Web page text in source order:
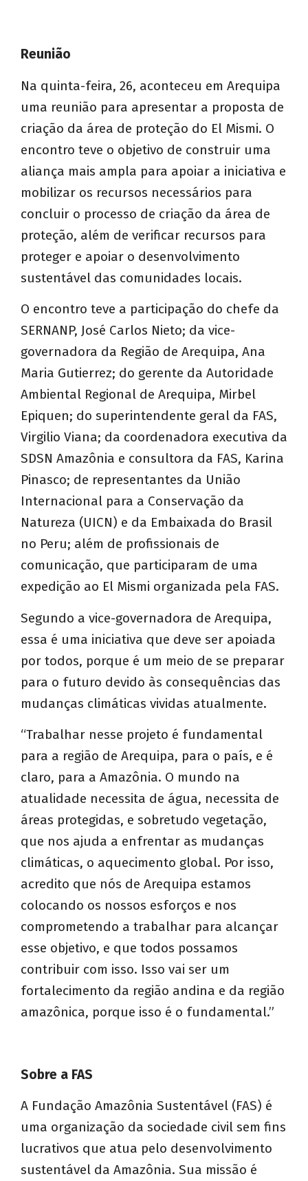
Reunião
Na quinta-feira, 26, aconteceu em Arequipa
uma reunião para apresentar a proposta de
criação da área de proteção do El Mismi. O
encontro teve o objetivo de construir uma
aliança mais ampla para apoiar a iniciativa e
mobilizar os recursos necessários para
concluir o processo de criação da área de
proteção, além de verificar recursos para
proteger e apoiar o desenvolvimento
sustentável das comunidades locais.
O encontro teve a participação do chefe da
SERNANP, José Carlos Nieto; da vice-
governadora da Região de Arequipa, Ana
Maria Gutierrez; do gerente da Autoridade
Ambiental Regional de Arequipa, Mirbel
Epiquen; do superintendente geral da FAS,
Virgilio Viana; da coordenadora executiva da
SDSN Amazônia e consultora da FAS, Karina
Pinasco; de representantes da União
Internacional para a Conservação da
Natureza (UICN) e da Embaixada do Brasil
no Peru; além de profissionais de
comunicação, que participaram de uma
expedição ao El Mismi organizada pela FAS.
Segundo a vice-governadora de Arequipa,
essa é uma iniciativa que deve ser apoiada
por todos, porque é um meio de se preparar
para o futuro devido às consequências das
mudanças climáticas vividas atualmente.
“Trabalhar nesse projeto é fundamental
para a região de Arequipa, para o país, e é
claro, para a Amazônia. O mundo na
atualidade necessita de água, necessita de
áreas protegidas, e sobretudo vegetação,
que nos ajuda a enfrentar as mudanças
climáticas, o aquecimento global. Por isso,
acredito que nós de Arequipa estamos
colocando os nossos esforços e nos
comprometendo a trabalhar para alcançar
esse objetivo, e que todos possamos
contribuir com isso. Isso vai ser um
fortalecimento da região andina e da região
amazônica, porque isso é o fundamental.”
Sobre a FAS
A Fundação Amazônia Sustentável (FAS) é
uma organização da sociedade civil sem fins
lucrativos que atua pelo desenvolvimento
sustentável da Amazônia. Sua missão é